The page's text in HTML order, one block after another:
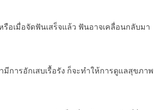
อเมื่อจัดฟันเสร็จแล้ว ฟันอาจเคลื่อนกลับมา
การอักเสบเรื้อรัง ก็จะทำให้การดูแลสุขภาพ